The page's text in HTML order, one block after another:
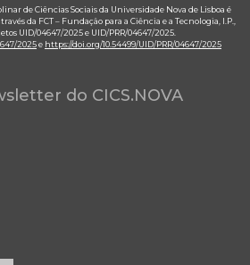
de Ciências Sociais da Universidade Nova de Lisboa é
da FCT – Fundação para a Ciência e a Tecnologia, I.P.,
UID/04647/2025 e UID/PRR/04647/2025.
2025e https://doi.org/10.54499/UID/PRR/04647/2025
do CICS.NOVA